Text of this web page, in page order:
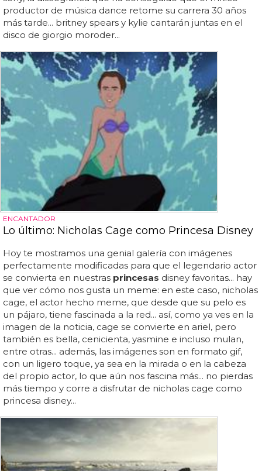
productor de música dance retome su carrera 30 años
más tarde... britney spears y kylie cantarán juntas en el
disco de giorgio moroder...
ENCANTADOR
Lo último: Nicholas Cage como Princesa Disney
Hoy te mostramos una genial galería con imágenes
perfectamente modificadas para que el legendario actor
se convierta en nuestras princesas disney favoritas... hay
que ver cómo nos gusta un meme: en este caso, nicholas
cage, el actor hecho meme, que desde que su pelo es
un pájaro, tiene fascinada a la red... así, como ya ves en la
imagen de la noticia, cage se convierte en ariel, pero
también es bella, cenicienta, yasmine e incluso mulan,
entre otras... además, las imágenes son en formato gif,
con un ligero toque, ya sea en la mirada o en la cabeza
del propio actor, lo que aún nos fascina más... no pierdas
más tiempo y corre a disfrutar de nicholas cage como
princesa disney...